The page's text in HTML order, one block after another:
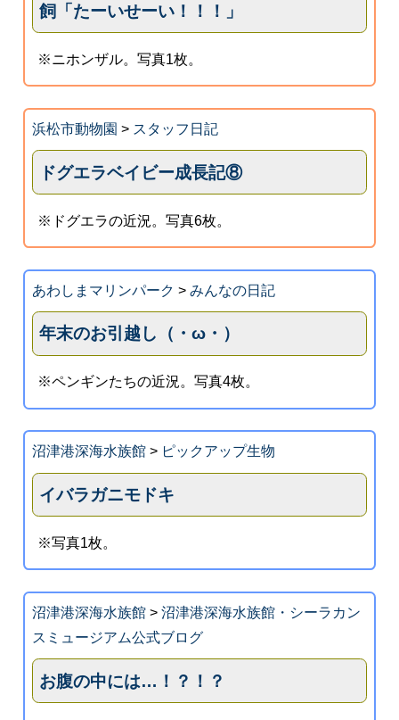
飼「たーいせーい！！！」
※ニホンザル。写真1枚。
浜松市動物園 > スタッフ日記
ドグエラベイビー成長記⑧
※ドグエラの近況。写真6枚。
あわしまマリンパーク > みんなの日記
年末のお引越し（・ω・）
※ペンギンたちの近況。写真4枚。
沼津港深海水族館> ピックアップ生物
イバラガニモドキ
※写真1枚。
沼津港深海水族館> 沼津港深海水族館・シーラカン
スミュージアム公式ブログ
お腹の中には…！？！？